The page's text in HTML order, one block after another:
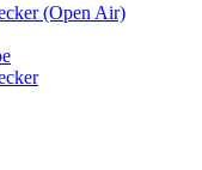
(Open Air)